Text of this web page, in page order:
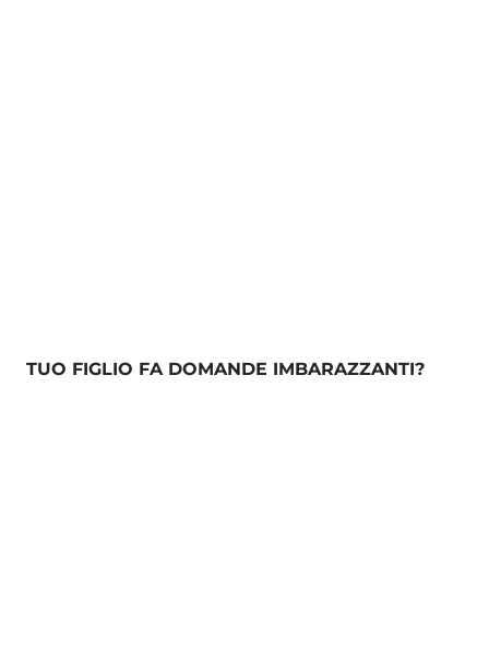
TUO FIGLIO FA DOMANDE IMBARAZZANTI?